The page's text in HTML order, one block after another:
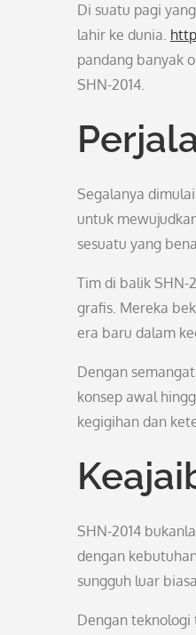
Di suatu pagi
lahir ke dunia.
pandang banyak
SHN-2014.
Segalanya
untuk
sesuatu yang
Tim di balik SHN-
grafis. Mereka
era baru dalam
Dengan
konsep awal
kegigihan dan
SHN-2014
dengan
sungguh luar
Dengan teknologi